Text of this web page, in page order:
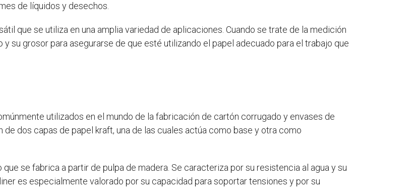
de líquidos y desechos.
que se utiliza en una amplia variedad de aplicaciones. Cuando se trate de la medición
su grosor para asegurarse de que esté utilizando el papel adecuado para el trabajo que
utilizados en el mundo de la fabricación de cartón corrugado y envases de
dos capas de papel kraft, una de las cuales actúa como base y otra como
se fabrica a partir de pulpa de madera. Se caracteriza por su resistencia al agua y su
es especialmente valorado por su capacidad para soportar tensiones y por su